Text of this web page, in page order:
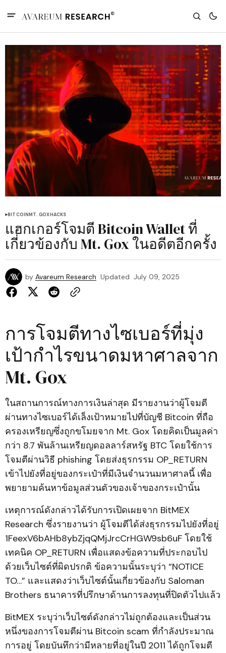
BITCOINMT. GOXHACKS
แฮกเกอร์โจมตี Bitcoin Wallet ที่
เกี่ยวข้องกับ Mt. Gox ในอดีตอีกครั้ง
by Avareum Research Updated July 09, 2025
การโจมตีทางไซเบอร์ที่มุ่ง
เป้ากำไรขนาดมหาศาลจาก
Mt. Gox
ในสถานการณ์ทางการเงินล่าสุด มีรายงานว่าผู้โจมตี
ผ่านทางไซเบอร์ได้เล็งเป้าหมายไปที่บัญชี Bitcoin ที่ถือ
ครองเหรียญซึ่งถูกขโมยจาก Mt. Gox โดยคิดเป็นมูลค่า
กว่า 8.7 พันล้านเหรียญดอลลาร์สหรัฐ BTC โดยใช้การ
โจมตีผ่านวิธี phishing โดยส่งธุรกรรม OP_RETURN
เข้าไปยังที่อยู่ของกระเป๋าที่มีเงินจำนวนมหาศาลนี้ เพื่อ
พยายามค้นหาข้อมูลส่วนตัวของเจ้าของกระเป๋านั้น
เหตุการณ์ดังกล่าวได้รับการเปิดเผยจาก BitMEX
Research ซึ่งรายงานว่า ผู้โจมตีได้ส่งธุรกรรมไปยังที่อยู่
1FeexV6bAHb8ybZjqQMjJrcCrHGW9sb6uF โดยใช้
เทคนิค OP_RETURN เพื่อแสดงข้อความที่ประกอบไป
ด้วยเว็บไซต์ที่ผิดปรกติ ข้อความนั้นระบุว่า “NOTICE
TO…” และแสดงว่าเว็บไซต์นั้นเกี่ยวข้องกับ Saloman
Brothers ธนาคารที่ปรึกษาด้านการลงทุนที่ปิดตัวไปแล้ว
BitMEX ระบุว่าเว็บไซต์ดังกล่าวไม่ถูกต้องและเป็นส่วน
หนึ่งของการโจมตีผ่าน Bitcoin scam ที่กำลังประมาณ
การอยู่ โดยบันทึกว่ามีหลายที่อยู่ในปี 2011 ได้ถูกโจมตี